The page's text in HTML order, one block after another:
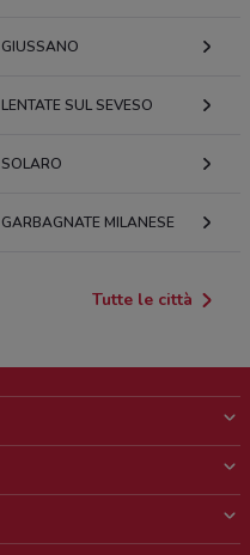
GIUSSANO
LENTATE SUL SEVESO
SOLARO
GARBAGNATE MILANESE
Tutte le città